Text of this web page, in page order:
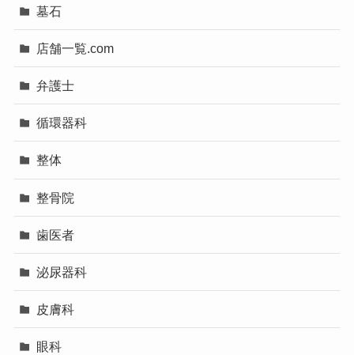
墓石
店舗一覧.com
弁護士
循環器科
整体
整骨院
歯医者
泌尿器科
皮膚科
眼科